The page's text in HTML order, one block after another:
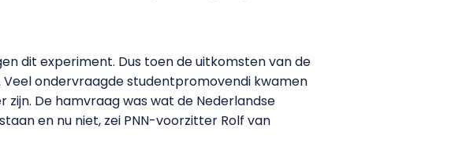
dit experiment. Dus toen de uitkomsten van de
Veel ondervraagde studentpromovendi kwamen
zijn. De hamvraag was wat de Nederlandse
en nu niet, zei PNN-voorzitter Rolf van